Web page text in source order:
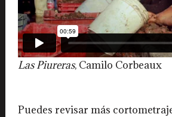
Las Piureras, Camilo Corbeaux
Puedes revisar más